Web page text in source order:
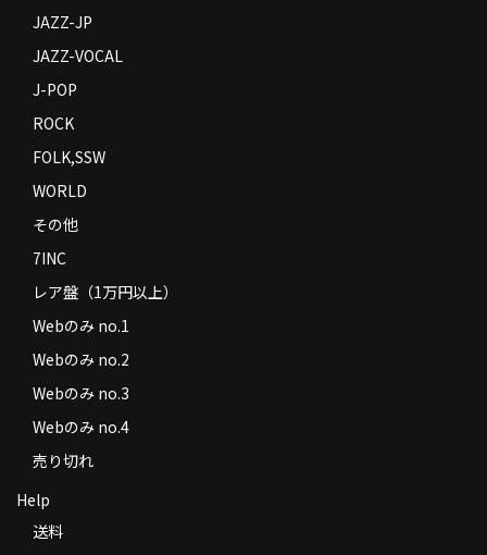
JAZZ-JP
JAZZ-VOCAL
J-POP
ROCK
FOLK,SSW
WORLD
その他
7INC
レア盤（1万円以上）
Webのみ no.1
Webのみ no.2
Webのみ no.3
Webのみ no.4
売り切れ
Help
送料